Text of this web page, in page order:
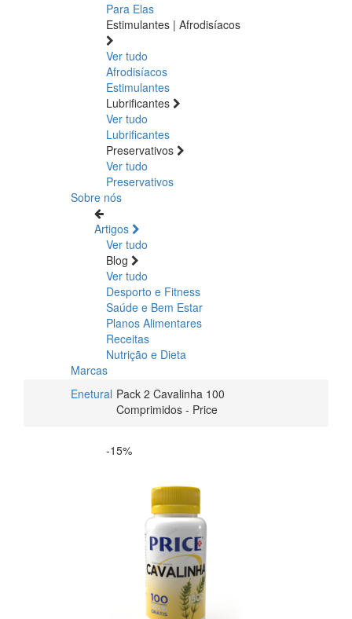
Para Elas
Estimulantes | Afrodisíacos
Ver tudo
Afrodisíacos
Estimulantes
Lubrificantes
Ver tudo
Lubrificantes
Preservativos
Ver tudo
Preservativos
Sobre nós
Artigos
Ver tudo
Blog
Ver tudo
Desporto e Fitness
Saúde e Bem Estar
Planos Alimentares
Receitas
Nutrição e Dieta
Marcas
Enetural Pack 2 Cavalinha 100
Comprimidos - Price
-15%